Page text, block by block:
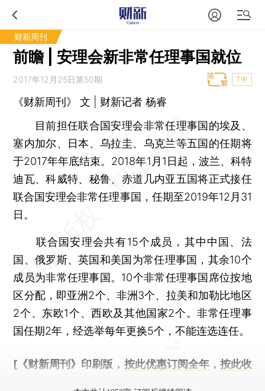
财新周刊
前瞻 | 安理会新非常任理事国就位
2017年12月25日第50期 T中
《财新周刊》 文 | 财新记者 杨睿
目前担任联合国安理会非常任理事国的埃及、
塞内加尔、日本、乌拉圭、乌克兰等五国的任期将
于2017年年底结束。2018年1月1日起，波兰、科特
迪瓦、科威特、秘鲁、赤道几内亚五国将正式接任
联合国安理会非常任理事国，任期至2019年12月31
日。
联合国安理会共有15个成员，其中中国、法
国、俄罗斯、英国和美国为常任理事国，其余10个
成员为非常任理事国。10个非常任理事国席位按地
区分配，即亚洲2个、非洲3个、拉美和加勒比地区
2个、东欧1个、西欧及其他国家2个。非常任理事
国任期2年，经选举每年更换5个，不能连选连任。
[《财新周刊》印刷版， 按此优惠订阅全年， 按此收